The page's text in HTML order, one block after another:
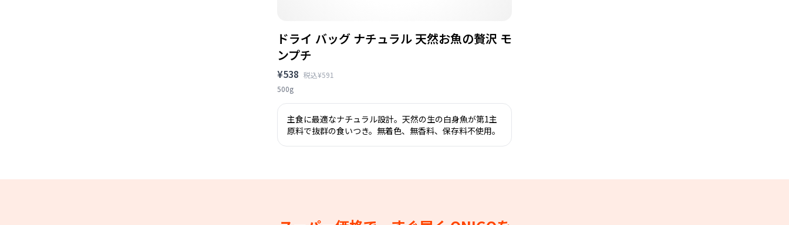
ドライ バッグ ナチュラル 天然お魚の贅沢 モ
ンプチ
¥538 税込¥591
500g
主食に最適なナチュラル設計。天然の生の白身魚が第1主
原料で抜群の食いつき。無着色、無香料、保存料不使用。